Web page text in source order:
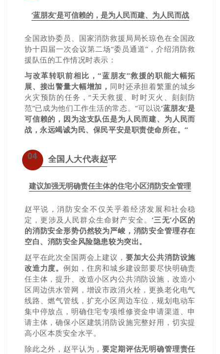
‘蓝朋友’是可信赖的，是为人民而建、为人民而战
全国政协委员、国家消防救援局局长琼色在全国政
协十四届一次会议第二场“委员通道”，介绍消防救
援队伍的工作情况时表示：
与改革转职前相比，“蓝朋友”救援的职能大幅拓
展、接出警量大幅增加， 同时还承担着繁重的城乡
火灾预防的任务，“天天救援、时时灭火、刻刻防
范”已成为他们工作生活的常态。“可以说‘蓝朋友’是
可信赖的，因为这支队伍是为人民而建、为人民而
战，永远竭诚为民、保民平安是职责使命所在。”
04 全国人大代表赵平
建议加强无明确责任主体的住宅小区消防安全管理
赵平说，消防安全不仅关乎着经济发展和社会稳
定，更涉及人民群众生命财产安全。‘三无’小区的
的消防安全形势仍然较为严峻，消防安全管理存在
空白、消防安全风险隐患较为突出。
赵平在此次全国两会上建议， 要加大公共消防设施
改造力度。例如，住房和城乡建设部要尽快明确责
任主体，提升、改造小区内公共消防设施，改造小
区周边供水管网，增设市政消火栓，更换老化电气
线路、燃气管线，扩充小区周边车位，规划电动车
集中停放点，明确住宅专项维修资金申请渠道、申
请主体，确保小区建筑消防设施完整好用，切实提
高小区本质安全水平。
除此之外，赵平认为，要定期评估无明确管理责任